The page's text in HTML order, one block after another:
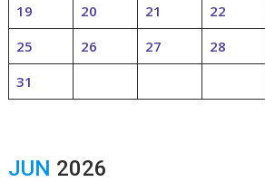
19
20 21 22
25
26 27 28
31
JUN 2026